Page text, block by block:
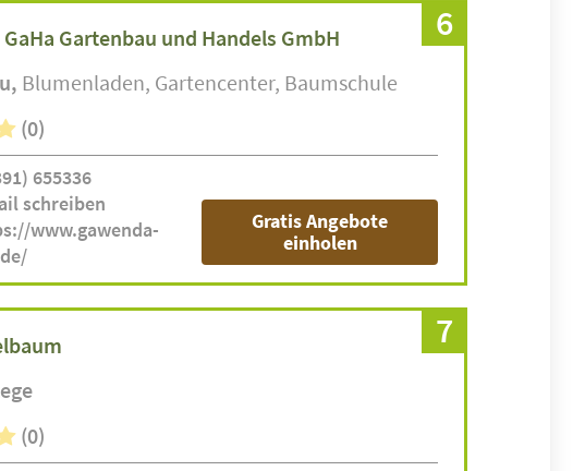
6
Gartenbau und Handels GmbH
Blumenladen Gartencenter Baumschule
(0)
655336
schreiben
www.gawenda-
Gratis Angebote
einholen
7
(0)